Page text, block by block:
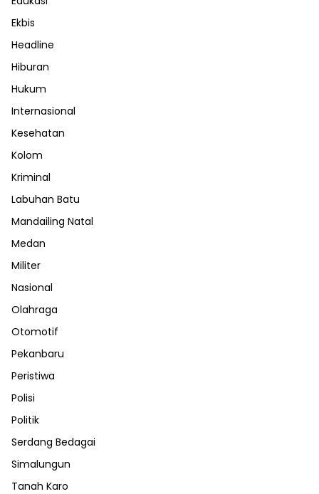
Ekbis
Headline
Hiburan
Hukum
Internasional
Kesehatan
Kolom
Kriminal
Labuhan Batu
Mandailing Natal
Medan
Militer
Nasional
Olahraga
Otomotif
Pekanbaru
Peristiwa
Polisi
Politik
Serdang Bedagai
Simalungun
Tanah Karo